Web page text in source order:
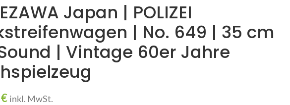
Japan | POLIZEI
| No. 649 | 35 cm
| Vintage 60er Jahre
€ inkl. MwSt.